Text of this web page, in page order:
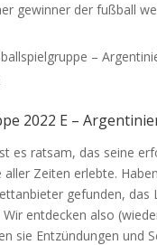
gewinner der fußball
–
2022 E –
es ratsam, das seine
aller Zeiten erlebte.
gefunden, das
Wir entdecken also
sie Entzündungen und